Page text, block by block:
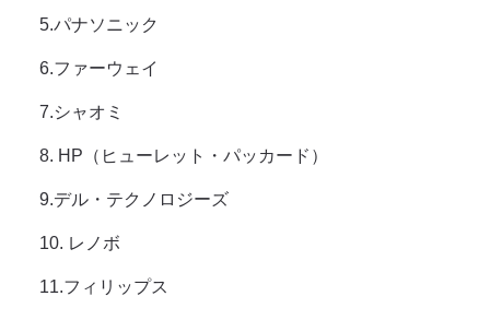
5.パナソニック
6.ファーウェイ
7.シャオミ
8. HP（ヒューレット・パッカード）
9.デル・テクノロジーズ
10. レノボ
11.フィリップス